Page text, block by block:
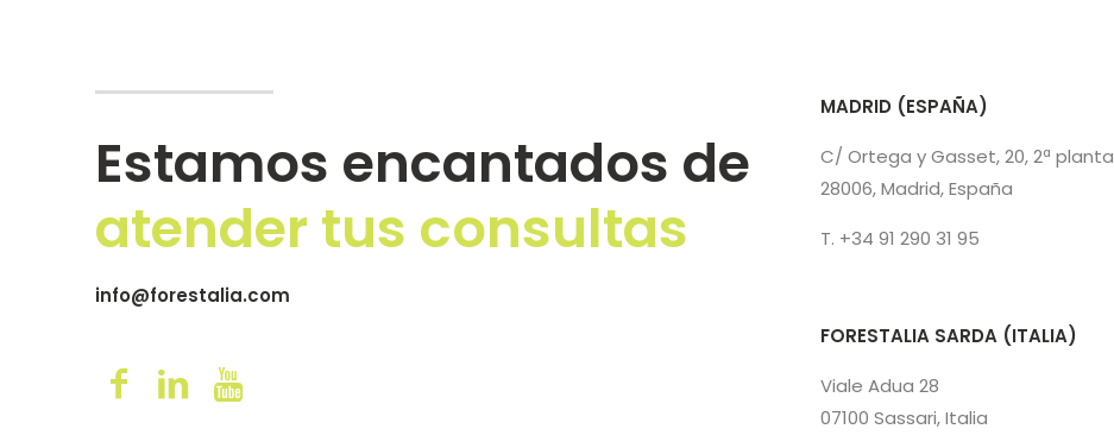
Estamos encantados de
atender tus consultas
info@forestalia.com
MADRID (ESPAÑA)
C/ Ortega y Gasset, 20, 2ª planta
28006, Madrid, España
T. +34 91 290 31 95
FORESTALIA SARDA (ITALIA)
Viale Adua 28
07100 Sassari, Italia